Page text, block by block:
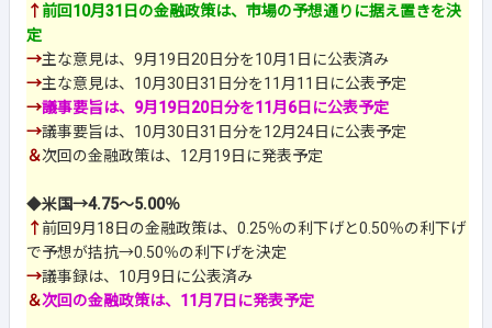
↑前回10月31日の金融政策は、市場の予想通りに据え置きを決
定
→主な意見は、9月19日20日分を10月1日に公表済み
→主な意見は、10月30日31日分を11月11日に公表予定
→議事要旨は、9月19日20日分を11月6日に公表予定
→議事要旨は、10月30日31日分を12月24日に公表予定
＆次回の金融政策は、12月19日に発表予定
◆米国→4.75～5.00％
↑前回9月18日の金融政策は、0.25％の利下げと0.50％の利下げ
で予想が拮抗→0.50％の利下げを決定
→議事録は、10月9日に公表済み
＆次回の金融政策は、11月7日に発表予定